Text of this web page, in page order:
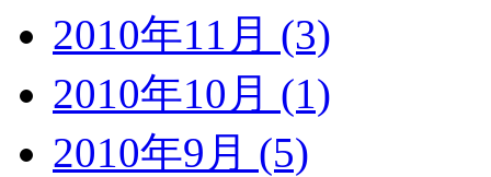
2010年11月 (3)
2010年10月 (1)
2010年9月 (5)